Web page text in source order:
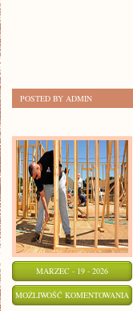
POSTED BY ADMIN
MARZEC - 19 - 2026
MOŻLIWOŚĆ KOMENTOWANIA